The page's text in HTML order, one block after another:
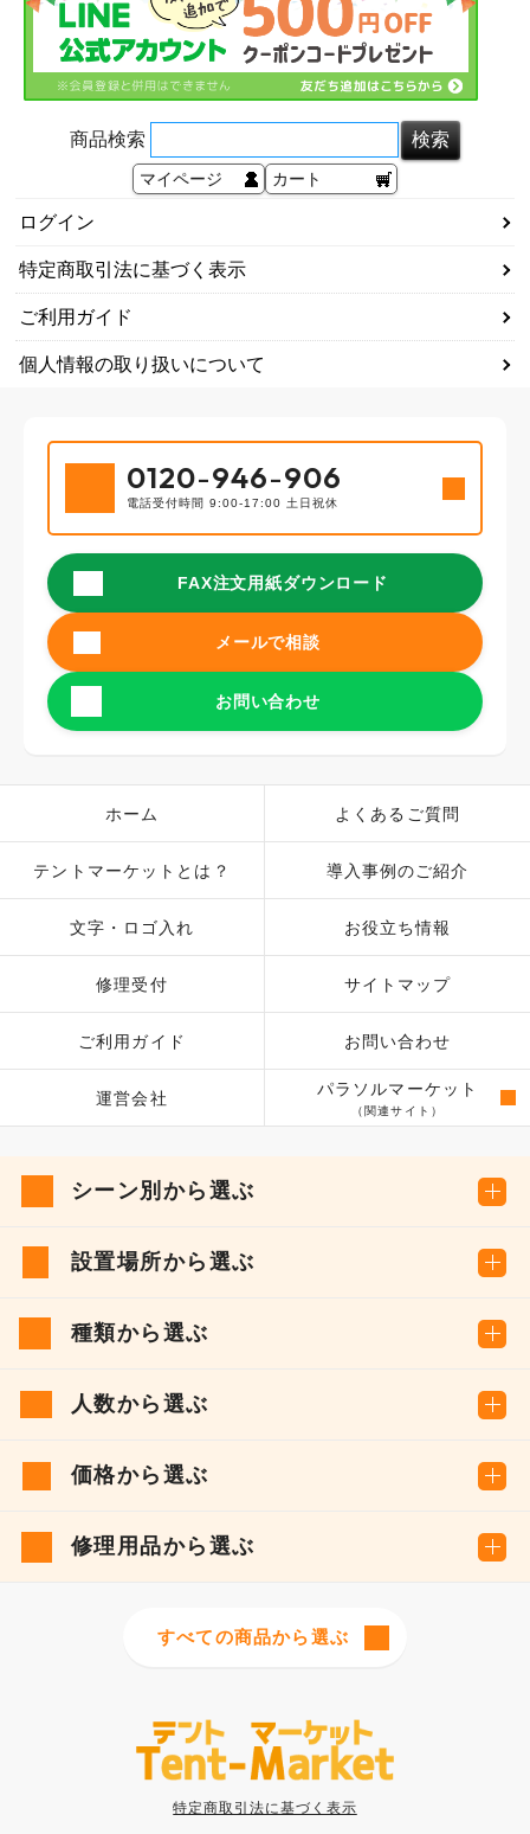
商品検索
マイページ カート
ログイン
特定商取引法に基づく表示
ご利用ガイド
個人情報の取り扱いについて
0120-946-906
電話受付時間 9:00-17:00 土日祝休
FAX注文用紙ダウンロード
メールで相談
お問い合わせ
ホーム
テントマーケットとは？
文字・ロゴ入れ
修理受付
ご利用ガイド
運営会社
よくあるご質問
導入事例のご紹介
お役立ち情報
サイトマップ
お問い合わせ
パラソルマーケット
（関連サイト）
シーン別から選ぶ
設置場所から選ぶ
種類から選ぶ
人数から選ぶ
価格から選ぶ
修理用品から選ぶ
すべての商品から選ぶ
特定商取引法に基づく表示